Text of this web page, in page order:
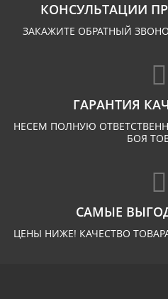
КОНСУЛЬТАЦИИ
ЗАКАЖИТЕ ОБРАТНЫЙ
ГАРАНТИЯ
НЕСЕМ ПОЛНУЮ
БОЯ
САМЫЕ
ЦЕНЫ НИЖЕ! КАЧЕСТВО